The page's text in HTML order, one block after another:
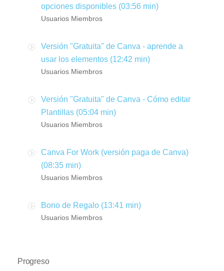
opciones disponibles (03:56 min)
Usuarios Miembros
Versión "Gratuita" de Canva - aprende a
usar los elementos (12:42 min)
Usuarios Miembros
Versión "Gratuita" de Canva - Cómo editar
Plantillas (05:04 min)
Usuarios Miembros
Canva For Work (versión paga de Canva)
(08:35 min)
Usuarios Miembros
Bono de Regalo (13:41 min)
Usuarios Miembros
Progreso